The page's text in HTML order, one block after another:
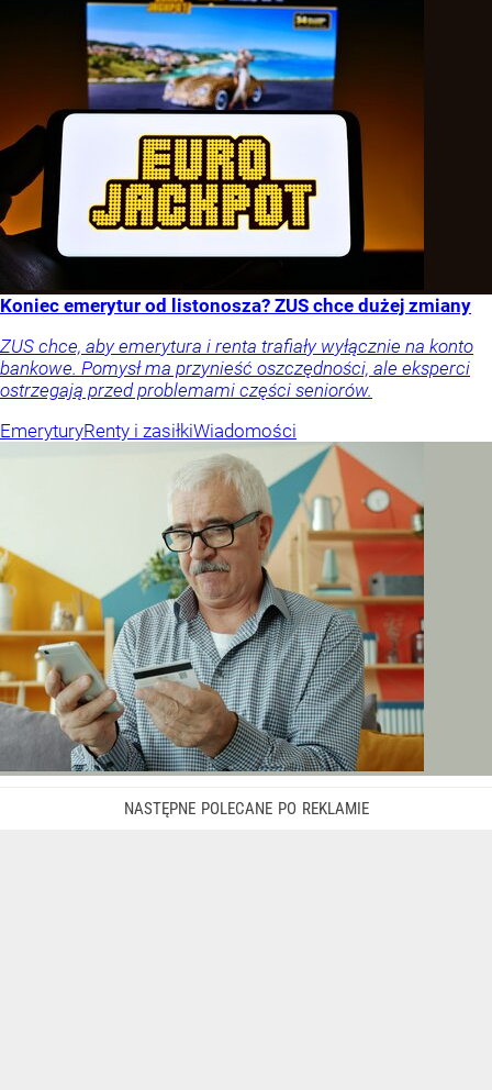
Koniec emerytur od listonosza? ZUS chce dużej zmiany
ZUS chce, aby emerytura i renta trafiały wyłącznie na konto
bankowe. Pomysł ma przynieść oszczędności, ale eksperci
ostrzegają przed problemami części seniorów.
EmeryturyRenty i zasiłkiWiadomości